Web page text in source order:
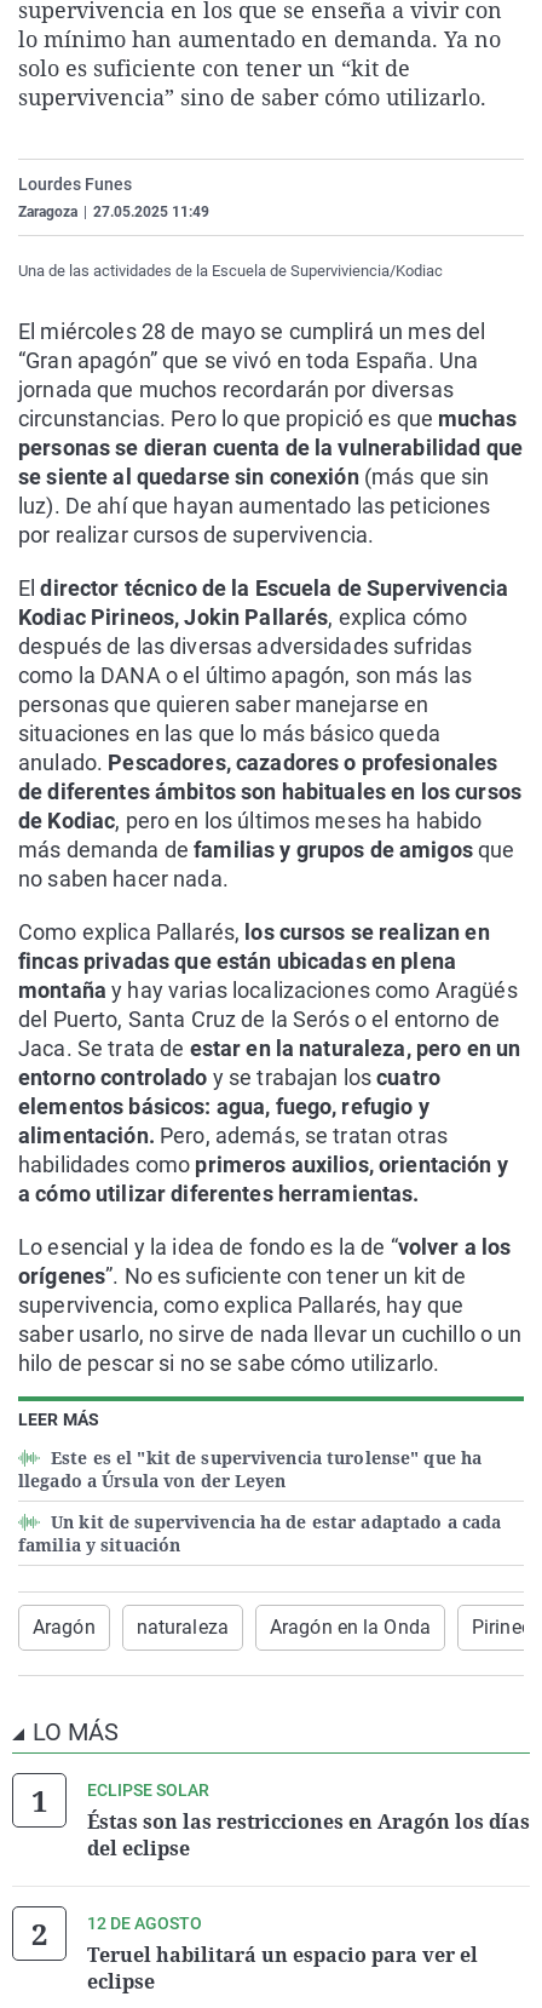
La rosa de los vientos
Gente viajera
Como el perro y el
Caso
Retornados
Equipo de
Extremadura
Galicia
La Rioja
Virales
Televisión
Elecciones
supervivencia en los que se enseña a vivir con
lo mínimo han aumentado en demanda. Ya no
solo es suficiente con tener un “kit de
supervivencia” sino de saber cómo utilizarlo.
Lourdes Funes
Zaragoza 27.05.2025 11:49
Una de las actividades de la Escuela de Superviviencia/Kodiac
LEER MÁS
Este es el "kit de supervivencia turolense" que ha
llegado a Úrsula von der Leyen
Un kit de supervivencia ha de estar adaptado a cada
familia y situación
El miércoles 28 de mayo se cumplirá un mes del
“Gran apagón” que se vivó en toda España. Una
jornada que muchos recordarán por diversas
circunstancias. Pero lo que propició es que muchas
personas se dieran cuenta de la vulnerabilidad que
se siente al quedarse sin conexión(más que sin
luz). De ahí que hayan aumentado las peticiones
por realizar cursos de supervivencia.
Eldirector técnico de la Escuela de Supervivencia
Kodiac Pirineos, Jokin Pallarés, explica cómo
después de las diversas adversidades sufridas
como la DANA o el último apagón, son más las
personas que quieren saber manejarse en
situaciones en las que lo más básico queda
anulado. Pescadores, cazadores o profesionales
de diferentes ámbitos son habituales en los cursos
de Kodiac, pero en los últimos meses ha habido
más demanda defamilias y grupos de amigosque
no saben hacer nada.
Como explica Pallarés, los cursos se realizan en
fincas privadas que están ubicadas en plena
montañay hay varias localizaciones como Aragüés
del Puerto, Santa Cruz de la Serós o el entorno de
Jaca. Se trata de estar en la naturaleza, pero en un
entorno controlado y se trabajan loscuatro
elementos básicos: agua, fuego, refugio y
alimentación. Pero, además, se tratan otras
habilidades como primeros auxilios, orientación y
a cómo utilizar diferentes herramientas.
Lo esencial y la idea de fondo es la de “volver a los
orígenes”. No es suficiente con tener un kit de
supervivencia, como explica Pallarés, hay que
saber usarlo, no sirve de nada llevar un cuchillo o un
hilo de pescar si no se sabe cómo utilizarlo.
Aragón naturaleza Aragón en la Onda Pirineo
LO MÁS
ECLIPSE SOLAR
Éstas son las restricciones en Aragón los días
del eclipse
12 DE AGOSTO
Teruel habilitará un espacio para ver el
eclipse